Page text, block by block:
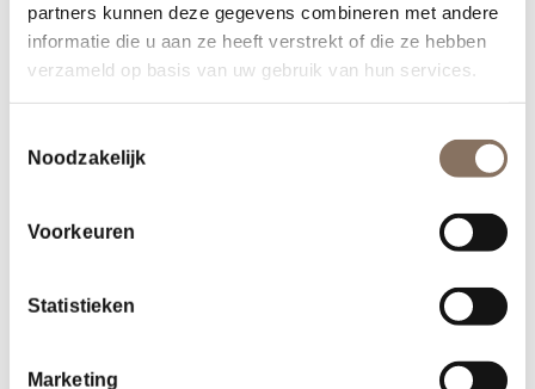
partners kunnen deze gegevens combineren met andere
informatie die u aan ze heeft verstrekt of die ze hebben
verzameld op basis van uw gebruik van hun services.
Noodzakelijk
Voorkeuren
Statistieken
Marketing
Deel dit stuk